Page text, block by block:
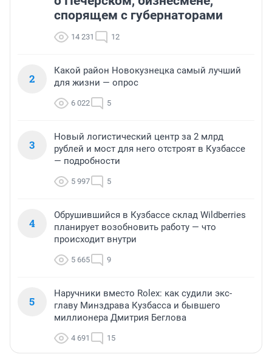
спорящем с губернаторами
14 231 12
2
Какой район Новокузнецка самый лучший
для жизни — опрос
6 022 5
3
Новый логистический центр за 2 млрд
рублей и мост для него отстроят в Кузбассе
— подробности
5 997 5
4
Обрушившийся в Кузбассе склад Wildberries
планирует возобновить работу — что
происходит внутри
5 665 9
5
Наручники вместо Rolex: как судили экс-
главу Минздрава Кузбасса и бывшего
миллионера Дмитрия Беглова
4 691 15